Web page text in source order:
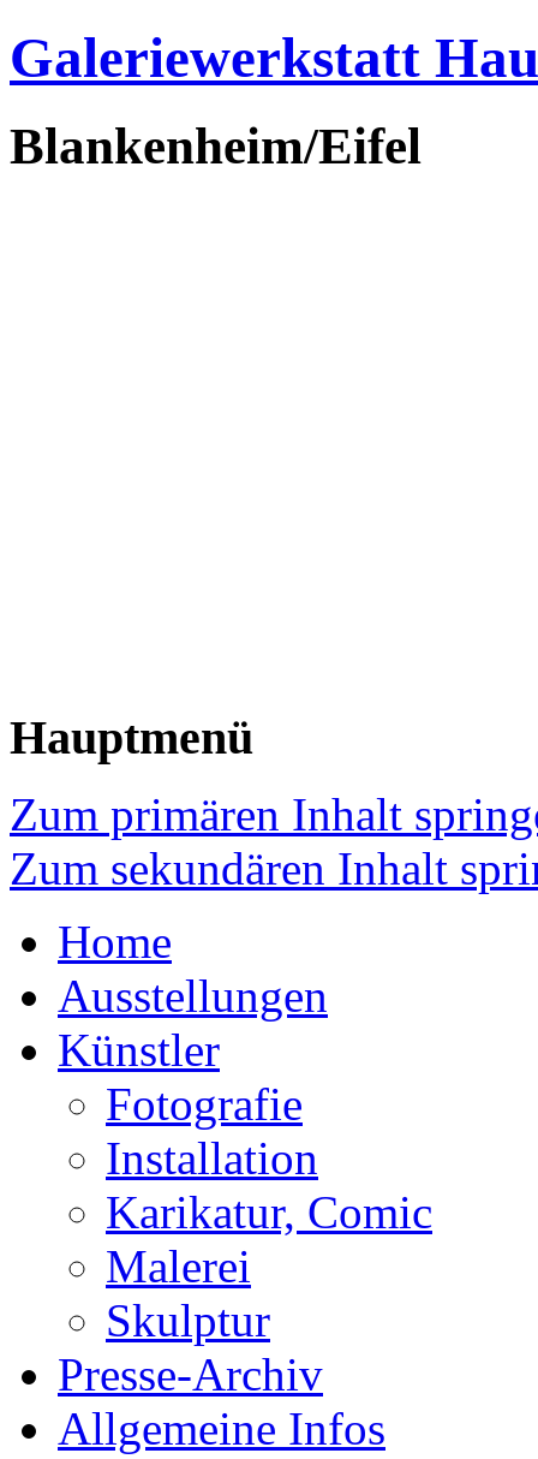
Galeriewerkstatt
Blankenheim/Eifel
Hauptmenü
Zum primären Inhalt
Zum sekundären Inhalt
Home
Ausstellungen
Künstler
Fotografie
Installation
Karikatur, Comic
Malerei
Skulptur
Presse-Archiv
Allgemeine Infos